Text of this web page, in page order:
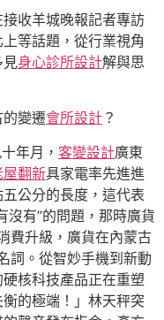
收羊城晚報記者專訪
等話題，從行業視角
見身心診所設計解與思
變遷會所設計 ？
年月， 客變設計廣東
屋翻新具家電率先進進
公分的長度，這代表
沒有”的問題，那時廣貨
費升級，廣貨在內蒙古
詞。從智妙手機到新動
核科技產品正在重塑
的極端！」林天秤突